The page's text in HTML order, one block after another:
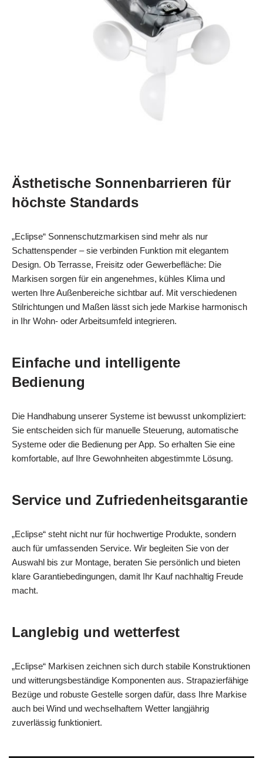
Ästhetische Sonnenbarrieren für
höchste Standards
„Eclipse“ Sonnenschutzmarkisen sind mehr als nur
Schattenspender – sie verbinden Funktion mit elegantem
Design. Ob Terrasse, Freisitz oder Gewerbefläche: Die
Markisen sorgen für ein angenehmes, kühles Klima und
werten Ihre Außenbereiche sichtbar auf. Mit verschiedenen
Stilrichtungen und Maßen lässt sich jede Markise harmonisch
in Ihr Wohn- oder Arbeitsumfeld integrieren.
Einfache und intelligente
Bedienung
Die Handhabung unserer Systeme ist bewusst unkompliziert:
Sie entscheiden sich für manuelle Steuerung, automatische
Systeme oder die Bedienung per App. So erhalten Sie eine
komfortable, auf Ihre Gewohnheiten abgestimmte Lösung.
Service und Zufriedenheitsgarantie
„Eclipse“ steht nicht nur für hochwertige Produkte, sondern
auch für umfassenden Service. Wir begleiten Sie von der
Auswahl bis zur Montage, beraten Sie persönlich und bieten
klare Garantiebedingungen, damit Ihr Kauf nachhaltig Freude
macht.
Langlebig und wetterfest
„Eclipse“ Markisen zeichnen sich durch stabile Konstruktionen
und witterungsbeständige Komponenten aus. Strapazierfähige
Bezüge und robuste Gestelle sorgen dafür, dass Ihre Markise
auch bei Wind und wechselhaftem Wetter langjährig
zuverlässig funktioniert.